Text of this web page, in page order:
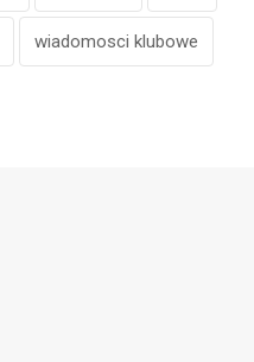
wiadomosci klubowe